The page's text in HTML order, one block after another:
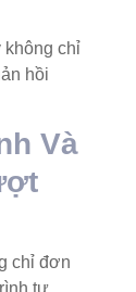
không chỉ
hồi
Và
chỉ đơn
tự